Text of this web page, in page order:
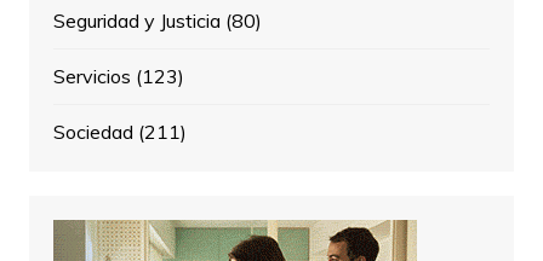
Seguridad y Justicia (80)
Servicios (123)
Sociedad (211)